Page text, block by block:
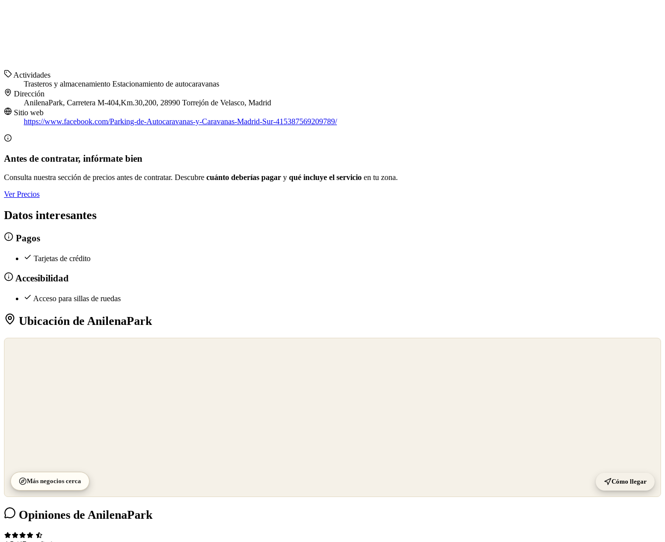
Actividades
Trasteros y almacenamiento Estacionamiento de autocaravanas
Dirección
AnilenaPark, Carretera M-404,Km.30,200, 28990 Torrejón de Velasco, Madrid
Sitio web
https://www.facebook.com/Parking-de-Autocaravanas-y-Caravanas-Madrid-Sur-415387569209789/
Antes de contratar, infórmate bien
Consulta nuestra sección de precios antes de contratar. Descubre cuánto deberías pagar y qué incluye el servicio en tu zona.
Ver Precios
Datos interesantes
Pagos
Tarjetas de crédito
Accesibilidad
Acceso para sillas de ruedas
Ubicación de AnilenaPark
Más negocios cerca Cómo llegar
Opiniones de AnilenaPark